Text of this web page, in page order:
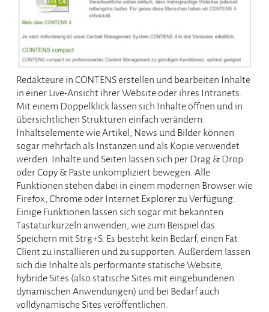
Redakteure in CONTENS erstellen und bearbeiten Inhalte
in einer Live-Ansicht ihrer Website oder ihres Intranets.
Mit einem Doppelklick lassen sich Inhalte öffnen und in
übersichtlichen Strukturen einfach verändern.
Inhaltselemente wie Artikel, News und Bilder können
sogar mehrfach als Instanzen und als Kopie verwendet
werden. Inhalte und Seiten lassen sich per Drag & Drop
oder Copy & Paste unkompliziert bewegen. Alle
Funktionen stehen dabei in einem modernen Browser wie
Firefox, Chrome oder Internet Explorer zu Verfügung.
Einige Funktionen lassen sich sogar mit bekannten
Tastaturkürzeln anwenden, wie zum Beispiel das
Speichern mit Strg+S. Es besteht kein Bedarf, einen Fat
Client zu installieren und zu supporten. Außerdem lassen
sich die Inhalte als performante statische Website,
hybride Sites (also statische Sites mit eingebundenen
dynamischen Anwendungen) und bei Bedarf auch
volldynamische Sites veröffentlichen.